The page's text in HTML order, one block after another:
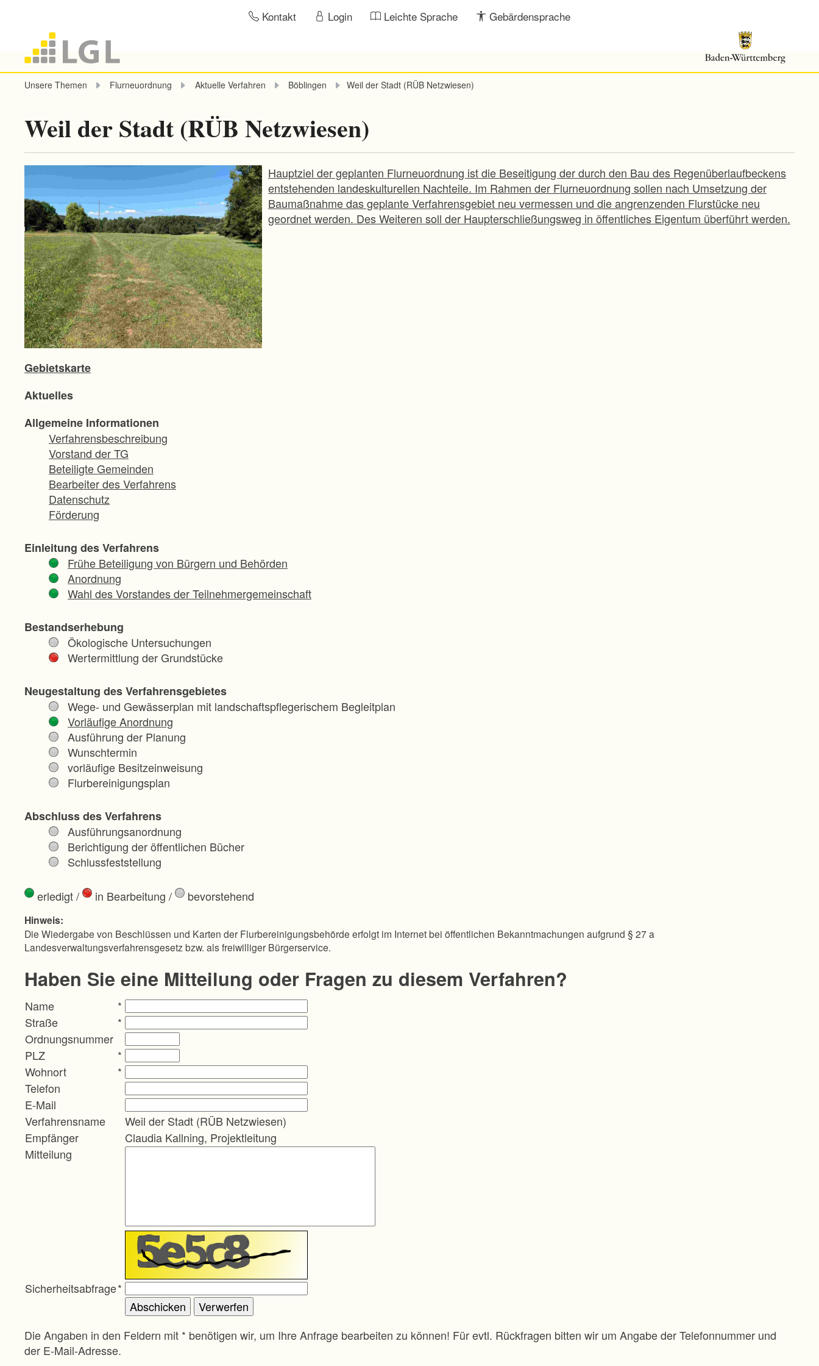
Kontakt Login Leichte Sprache Gebärdensprache
Unsere Themen Flurneuordnung Aktuelle Verfahren Böblingen Weil der Stadt (RÜB Netzwiesen)
Weil der Stadt (RÜB Netzwiesen)
Hauptziel der geplanten Flurneuordnung ist die Beseitigung der durch den Bau des Regenüberlaufbeckens
entstehenden landeskulturellen Nachteile. Im Rahmen der Flurneuordnung sollen nach Umsetzung der
Baumaßnahme das geplante Verfahrensgebiet neu vermessen und die angrenzenden Flurstücke neu
geordnet werden. Des Weiteren soll der Haupterschließungsweg in öffentliches Eigentum überführt werden.
Gebietskarte
Aktuelles
Allgemeine Informationen
Verfahrensbeschreibung
Vorstand der TG
Beteiligte Gemeinden
Bearbeiter des Verfahrens
Datenschutz
Förderung
Einleitung des Verfahrens
Frühe Beteiligung von Bürgern und Behörden
Anordnung
Wahl des Vorstandes der Teilnehmergemeinschaft
Bestandserhebung
Ökologische Untersuchungen
Wertermittlung der Grundstücke
Neugestaltung des Verfahrensgebietes
Wege- und Gewässerplan mit landschaftspflegerischem Begleitplan
Vorläufige Anordnung
Ausführung der Planung
Wunschtermin
vorläufige Besitzeinweisung
Flurbereinigungsplan
Abschluss des Verfahrens
Ausführungsanordnung
Berichtigung der öffentlichen Bücher
Schlussfeststellung
erledigt/ in Bearbeitung / bevorstehend
Hinweis:
Die Wiedergabe von Beschlüssen und Karten der Flurbereinigungsbehörde erfolgt im Internet bei öffentlichen Bekanntmachungen aufgrund § 27 a
Landesverwaltungsverfahrensgesetz bzw. als freiwilliger Bürgerservice.
Haben Sie eine Mitteilung oder Fragen zu diesem Verfahren?
Name
*
Straße
*
Ordnungsnummer
PLZ
*
Wohnort
*
Telefon
E-Mail
Verfahrensname
Weil der Stadt (RÜB Netzwiesen)
Empfänger
Claudia Kallning, Projektleitung
Mitteilung
Sicherheitsabfrage*
Die Angaben in den Feldern mit * benötigen wir, um Ihre Anfrage bearbeiten zu können! Für evtl. Rückfragen bitten wir um Angabe der Telefonnummer und
der E-Mail-Adresse.